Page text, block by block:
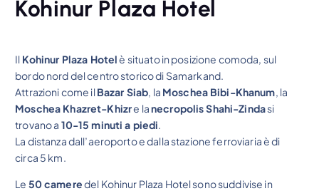
Kohinur Plaza Hotel
Il Kohinur Plaza Hotelè situato in posizione comoda, sul
bordo nord del centro storico di Samarkand.
Attrazioni come ilBazar Siab, la Moschea Bibi-Khanum, la
Moschea Khazret-Khizre lanecropolis Shahi-Zindasi
trovano a 10-15 minuti a piedi.
La distanza dall’aeroporto e dalla stazione ferroviaria è di
circa 5 km.
Le 50 cameredel Kohinur Plaza Hotel sono suddivise in